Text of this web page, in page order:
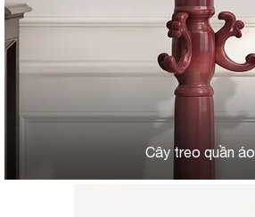
Cây treo quần áo